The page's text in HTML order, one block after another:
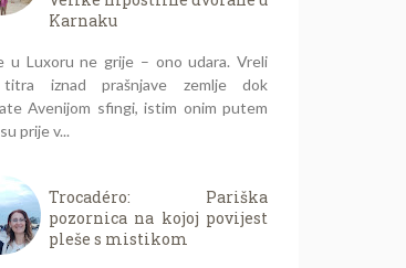
Karnaku
u Luxoru ne grije – ono udara. Vreli
iznad prašnjave zemlje dok
Avenijom sfingi, istim onim putem
prije v...
Trocadéro: Pariška
pozornica na kojoj povijest
pleše s mistikom